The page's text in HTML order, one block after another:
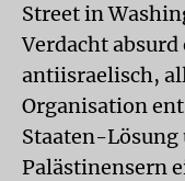
Street in
Verdacht
antiisraelisch,
Organisation
Staaten-
Palästinensern